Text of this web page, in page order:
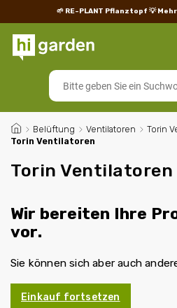
🌱 RE-PLANT Pflanztopf 💡
/ Belüftung / Ventilatoren / Torin
Torin Ventilatoren
Torin Ventilatoren
Wir bereiten Ihre
vor.
Sie können sich aber auch
Einkauf fortsetzen